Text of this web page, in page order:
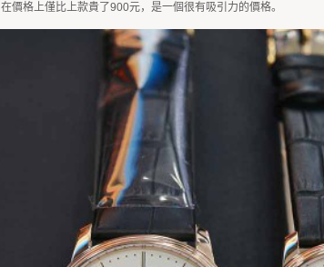
在價格上僅比上款貴了900元，是一個很有吸引力的價格。